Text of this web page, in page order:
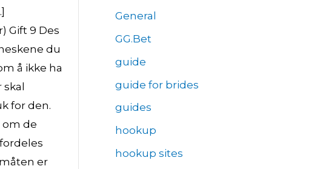
Gift 9 Des
du
å ikke ha
for den.
om de
er
General
GG.Bet
guide
guide for brides
guides
hookup
hookup sites